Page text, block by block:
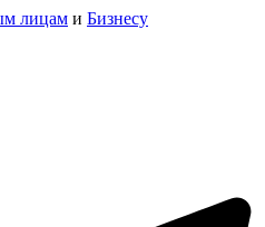
лицам и Бизнесу